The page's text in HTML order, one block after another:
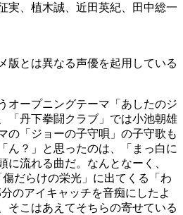
実、植木誠、近田英紀、田中総一
版とは異なる声優を起用している
オープニングテーマ「あしたのジ
「丹下拳闘クラブ」では小池朝雄
の「ジョーの子守唄」の子守歌も
ん？」と思ったのは、「まっ白に
に流れる曲だ。なんとなーく、
傷だらけの栄光」に出てくる「わ
のアイキャッチを音痴にしたよ
こはあえてそちらの寄せている